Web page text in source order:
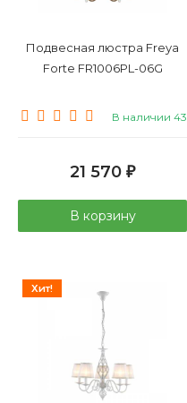
Подвесная люстра Freya
Forte FR1006PL-06G
В наличии 43
21 570 ₽
В корзину
Хит!